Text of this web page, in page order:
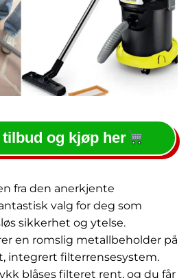
tilbud og kjøp her
fra den anerkjente
valg for deg som
sikkerhet og ytelse.
en romslig metallbeholder på
integrert filterrensesystem.
blåses filteret rent, og du får